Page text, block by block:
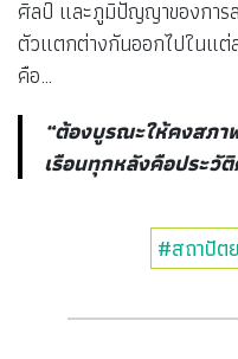
ศิลป์ และภูมิปัญญาของการ
ตัวแตกต่างกันออกไปในแต่
คือ…
“ต้องบูรณะให้คงสภา
เรือนทุกหลังคือประวั
#สถาปัต